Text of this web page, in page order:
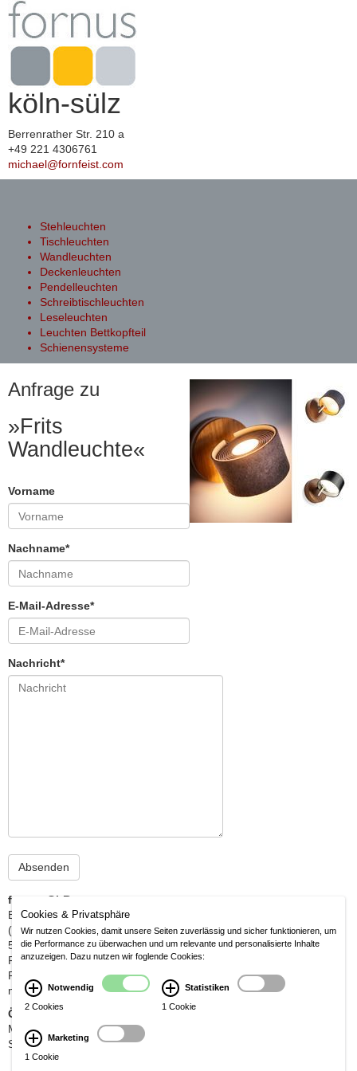
köln-sülz
Berrenrather Str. 210 a
+49 221 4306761
michael@fornfeist.com
Stehleuchten
Tischleuchten
Wandleuchten
Deckenleuchten
Pendelleuchten
Schreibtischleuchten
Leseleuchten
Leuchten Bettkopfteil
Schienensysteme
Anfrage zu
»Frits
Wandleuchte«
Vorname
Nachname*
E-Mail-Adresse*
Nachricht*
fornus GbR
Berrenrather Str. 210 a
(gegenüber Nikolauskirche)
50937 Köln
Fon: 02 21 / 430 67 6 - 1
Fax: 02 21 / 430 67 6 - 2
michael@fornfeist.com
Öffnungszeiten
Mo-Fr 10:00-13:00 / 14:30-18:30 Uhr
Sa 10:00-14:00 Uhr
Cookies & Privatsphäre
Wir nutzen Cookies, damit unsere Seiten zuverlässig und sicher funktionieren, um
die Performance zu überwachen und um relevante und personalisierte Inhalte
anzuzeigen. Dazu nutzen wir foglende Cookies:
Notwendig
2 Cookies
Statistiken
1 Cookie
Marketing
1 Cookie